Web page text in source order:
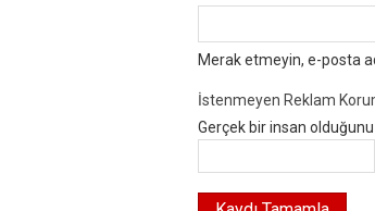
Merak etmeyin, e-posta
İstenmeyen Reklam
Gerçek bir insan